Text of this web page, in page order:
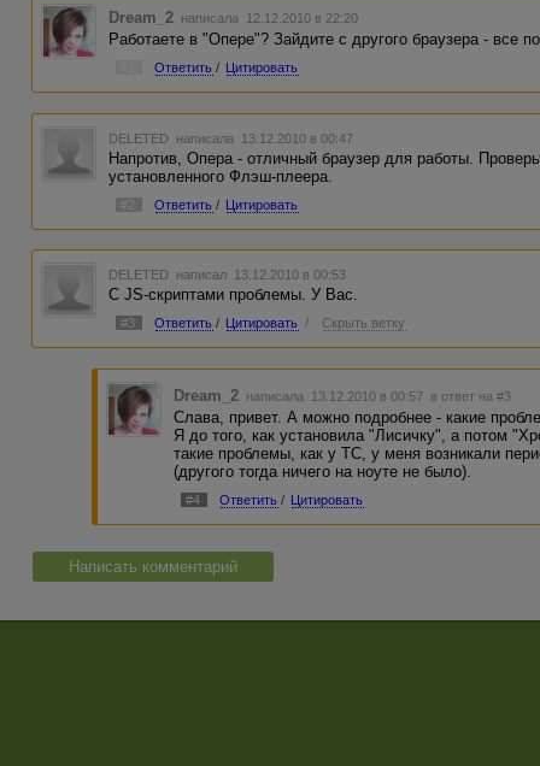
Dream_2 написала 12.12.2010 в 22:20
Работаете в "Опере"? Зайдите с другого браузера - все
Ответить / Цитировать
DELETED написала 13.12.2010 в 00:47
Напротив, Опера - отличный браузер для работы.
установленного Флэш-плеера.
#2 Ответить / Цитировать
DELETED написал 13.12.2010 в 00:53
С JS-скриптами проблемы. У Вас.
#3 Ответить / Цитировать / Скрыть ветку
Dream_2 написала 13.12.2010 в 00:57 в ответ на #3
Слава, привет. А можно подробнее - какие
Я до того, как установила "Лисичку", а потом
такие проблемы, как у ТС, у меня возникали
(другого тогда ничего на ноуте не было).
#4 Ответить / Цитировать
Написать комментарий